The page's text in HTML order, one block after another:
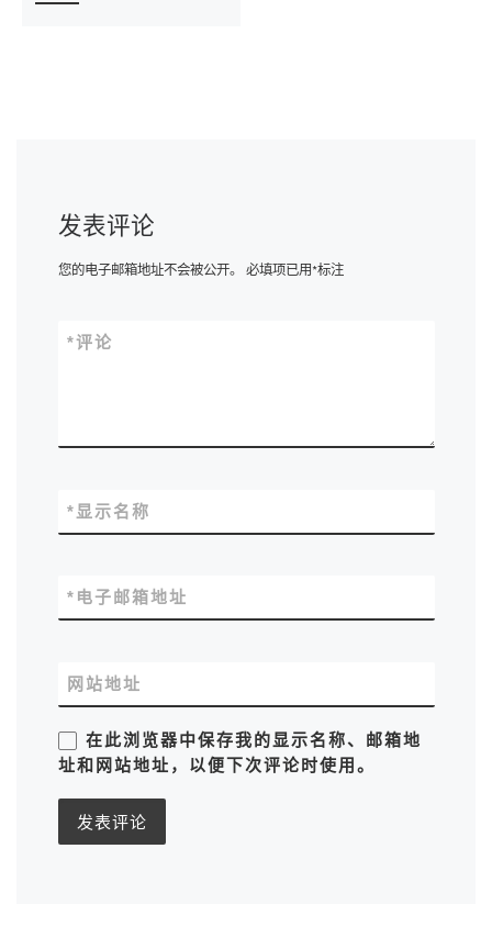
发表评论
您的电子邮箱地址不会被公开。 必填项已用*标注
评论
*
显示名称
*
电子邮箱地址
*
网站地址
在此浏览器中保存我的显示名称、邮箱地
址和网站地址，以便下次评论时使用。